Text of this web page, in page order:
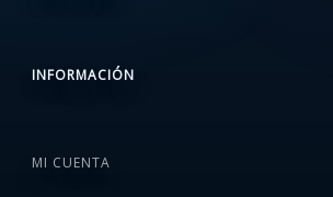
INFORMACIÓN
MI CUENTA